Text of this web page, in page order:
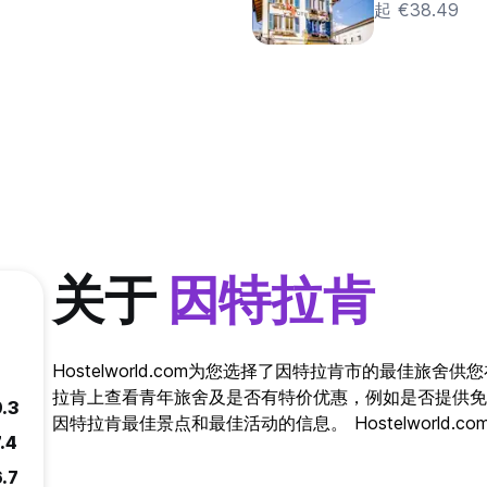
起 €38.49
关于因特拉肯
Hostelworld.com为您选择了因特拉肯市的最佳旅舍供
拉肯上查看青年旅舍及是否有特价优惠，例如是否提供
因特拉肯最佳景点和最佳活动的信息。